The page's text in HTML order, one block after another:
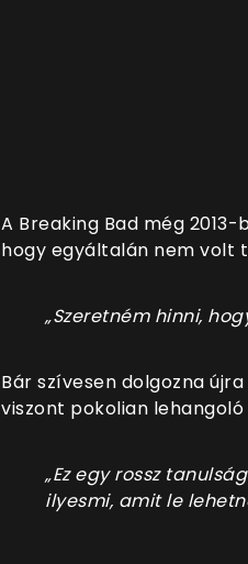
A Breaking Bad még
hogy egyáltalán nem volt
„Szeretném hinni,
Bár szívesen dolgozna
viszont pokolian lehangoló
„Ez egy rossz
ilyesmi, amit le